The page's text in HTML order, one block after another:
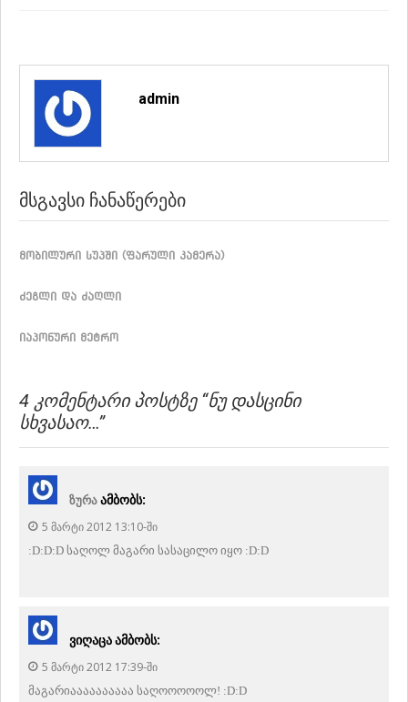
admin
ᲛᲡᲒᲐᲕᲡᲘ ᲩᲐᲜᲐᲬᲔᲠᲔᲑᲘ
მობილური სუპში (ფარული კამერა)
ძეგლი და ძაღლი
იაპონური მეტრო
4 ᲙᲝᲛᲔᲜᲢᲐᲠᲘ ᲞᲝᲡᲢᲖᲔ “ᲜᲣ ᲓᲐᲡᲪᲘᲜᲘ
ᲡᲮᲕᲐᲡᲐᲝ…”
ზურაᲐმბობს:
5 ᲛᲐᲠᲢᲘ 2012 13:10-ᲨᲘ
:D:D:D საღოლ მაგარი სასაცილო იყო :D:D
ᲕიღაცაᲐმბობს:
5 ᲛᲐᲠᲢᲘ 2012 17:39-ᲨᲘ
მაგარიაააააააააა საღოოოოოლ! :D:D